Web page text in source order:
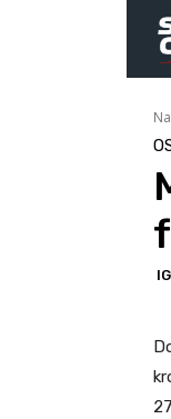
IG